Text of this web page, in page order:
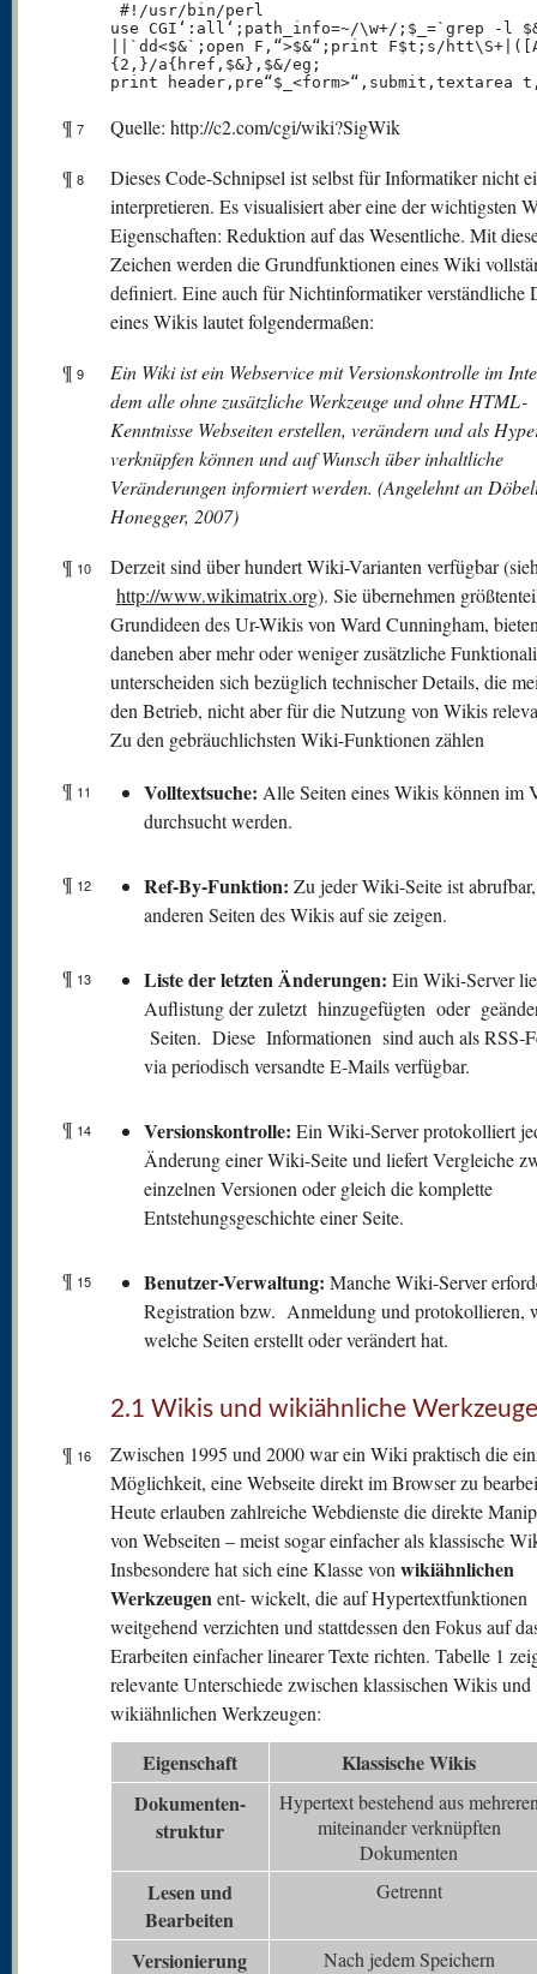
#!/usr/bin/perl
use CGI‘:all‘;path_info=~/\w+/;$_=`grep -l
||`dd<$&`;open F,“>$&“;print F$t;s/
{2,}/a{href,$&},$&/eg;
print header,pre“$_<form>“,submit,textarea
¶ 7
Quelle: http://c2.com/cgi/wiki?SigWik
¶ 8
Dieses Code-Schnipsel ist selbst für Informatiker nicht
interpretieren. Es visualisiert aber eine der wichtigsten
Eigenschaften: Reduktion auf das Wesentliche. Mit
Zeichen werden die Grundfunktionen eines Wiki
definiert. Eine auch für Nichtinformatiker verständliche
eines Wikis lautet folgendermaßen:
¶ 9
Ein Wiki ist ein Webservice mit Versionskontrolle im
dem alle ohne zusätzliche Werkzeuge und ohne HTML-
Kenntnisse Webseiten erstellen, verändern und als
verknüpfen können und auf Wunsch über inhaltliche
Veränderungen informiert werden. (Angelehnt an
Honegger, 2007)
¶ 10
Derzeit sind über hundert Wiki-Varianten verfügbar
http://www.wikimatrix.org). Sie übernehmen
Grundideen des Ur-Wikis von Ward Cunningham,
daneben aber mehr oder weniger zusätzliche
unterscheiden sich bezüglich technischer Details, die
den Betrieb, nicht aber für die Nutzung von Wikis
Zu den gebräuchlichsten Wiki-Funktionen zählen
¶ 11 Volltextsuche: Alle Seiten eines Wikis können im
durchsucht werden.
¶ 12 Ref-By-Funktion: Zu jeder Wiki-Seite ist
anderen Seiten des Wikis auf sie zeigen.
¶ 13 Liste der letzten Änderungen: Ein Wiki-Server
Auflistung der zuletzt hinzugefügten oder
Seiten. Diese Informationen sind auch als RSS-
via periodisch versandte E-Mails verfügbar.
¶ 14 Versionskontrolle: Ein Wiki-Server protokolliert
Änderung einer Wiki-Seite und liefert Vergleiche
einzelnen Versionen oder gleich die komplette
Entstehungsgeschichte einer Seite.
¶ 15 Benutzer-Verwaltung: Manche Wiki-Server
Registration bzw. Anmeldung und protokollieren,
welche Seiten erstellt oder verändert hat.
2.1 Wikis und wikiähnliche Werkzeuge
¶ 16
Zwischen 1995 und 2000 war ein Wiki praktisch die
Möglichkeit, eine Webseite direkt im Browser zu
Heute erlauben zahlreiche Webdienste die direkte
von Webseiten – meist sogar einfacher als klassische
Insbesondere hat sich eine Klasse von wikiähnlichen
Werkzeugenent- wickelt, die auf Hypertextfunktionen
weitgehend verzichten und stattdessen den Fokus auf
Erarbeiten einfacher linearer Texte richten. Tabelle 1
relevante Unterschiede zwischen klassischen Wikis und
wikiähnlichen Werkzeugen:
Eigenschaft
Klassische Wikis
Dokumenten-
struktur
Hypertext bestehend aus
miteinander verknüpften
Dokumenten
Lesen und
Bearbeiten
Getrennt
Versionierung Nach jedem Speichern